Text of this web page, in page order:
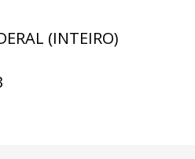
(INTEIRO)